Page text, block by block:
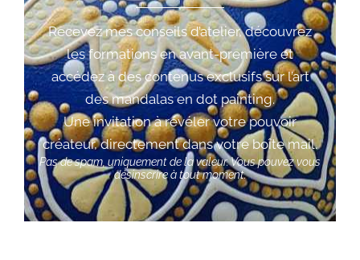
Recevez mes conseils d’atelier, découvrez
les formations en avant-première et
accédez à des contenus exclusifs sur l’art
des mandalas en dot painting.
Une invitation à révéler votre pouvoir
créateur, directement dans votre boîte mail.
Pas de spam, uniquement de la valeur. Vous pouvez vous
désinscrire à tout moment.